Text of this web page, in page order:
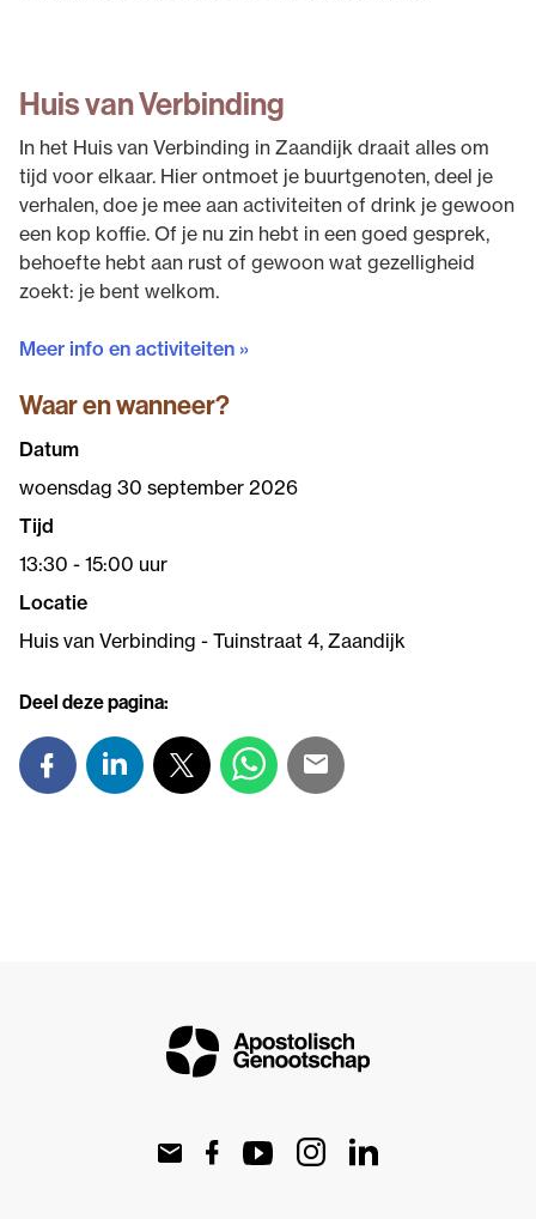
Huis van Verbinding
In het Huis van Verbinding in Zaandijk draait alles om
tijd voor elkaar. Hier ontmoet je buurtgenoten, deel je
verhalen, doe je mee aan activiteiten of drink je gewoon
een kop koffie. Of je nu zin hebt in een goed gesprek,
behoefte hebt aan rust of gewoon wat gezelligheid
zoekt: je bent welkom.
Meer info en activiteiten »
Waar en wanneer?
Datum
woensdag 30 september 2026
Tijd
13:30 - 15:00 uur
Locatie
Huis van Verbinding - Tuinstraat 4, Zaandijk
Deel deze pagina: